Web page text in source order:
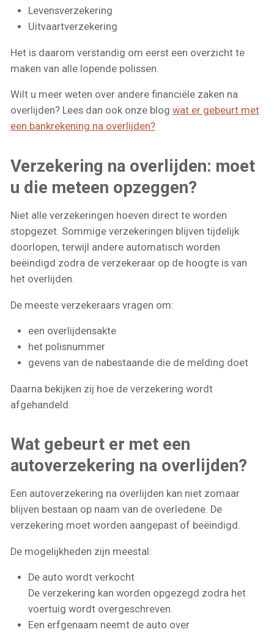
Levensverzekering
Uitvaartverzekering
Het is daarom verstandig om eerst een overzicht te
maken van alle lopende polissen.
Wilt u meer weten over andere financiële zaken na
overlijden? Lees dan ook onze blog wat er gebeurt met
een bankrekening na overlijden?
Verzekering na overlijden: moet
u die meteen opzeggen?
Niet alle verzekeringen hoeven direct te worden
stopgezet. Sommige verzekeringen blijven tijdelijk
doorlopen, terwijl andere automatisch worden
beëindigd zodra de verzekeraar op de hoogte is van
het overlijden.
De meeste verzekeraars vragen om:
een overlijdensakte
het polisnummer
gevens van de nabestaande die de melding doet
Daarna bekijken zij hoe de verzekering wordt
afgehandeld.
Wat gebeurt er met een
autoverzekering na overlijden?
Een autoverzekering na overlijden kan niet zomaar
blijven bestaan op naam van de overledene. De
verzekering moet worden aangepast of beëindigd.
De mogelijkheden zijn meestal:
De auto wordt verkocht
De verzekering kan worden opgezegd zodra het
voertuig wordt overgeschreven.
Een erfgenaam neemt de auto over